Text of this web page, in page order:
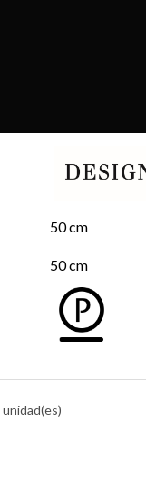
50 cm
50 cm
unidad(es)